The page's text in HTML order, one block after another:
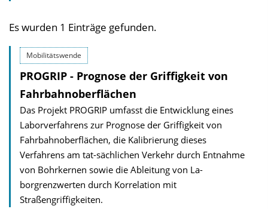
Es wurden 1 Einträge gefunden.
Mobilitätswende
PROGRIP - Prognose der Griffigkeit von
Fahrbahnoberflächen
Das Projekt PROGRIP umfasst die Entwicklung eines
Laborverfahrens zur Prognose der Griffigkeit von
Fahrbahnoberflächen, die Kalibrierung dieses
Verfahrens am tat-sächlichen Verkehr durch Entnahme
von Bohrkernen sowie die Ableitung von La-
borgrenzwerten durch Korrelation mit
Straßengriffigkeiten.